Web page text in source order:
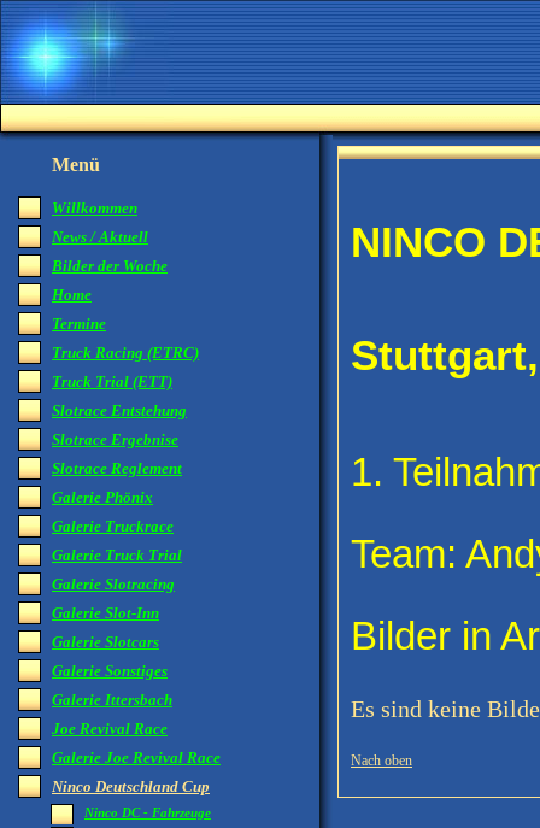
Menü
Willkommen
News / Aktuell
Bilder der Woche
Home
Termine
Truck Racing (ETRC)
Truck Trial (ETT)
Slotrace Entstehung
Slotrace Ergebnise
Slotrace Reglement
Galerie Phönix
Galerie Truckrace
Galerie Truck Trial
Galerie Slotracing
Galerie Slot-Inn
Galerie Slotcars
Galerie Sonstiges
Galerie Ittersbach
Joe Revival Race
Galerie Joe Revival Race
Ninco Deutschland Cup
Ninco DC - Fahrzeuge
NINCO
1.
Team:
Bilder in
Es sind keine
Nach oben